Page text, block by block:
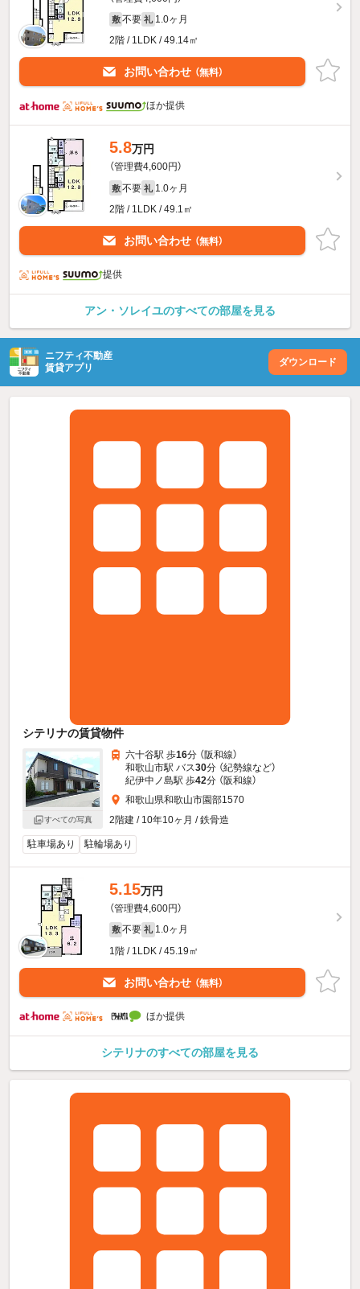
敷 不要 礼 1.0ヶ月
2階 / 1LDK / 49.14㎡
お問い合わせ （無料）
ほか提供
5.8万円
（管理費4,600円）
敷 不要 礼 1.0ヶ月
2階 / 1LDK / 49.1㎡
お問い合わせ （無料）
提供
アン・ソレイユのすべての部屋を見る
ニフティ不動産
賃貸アプリ
ダウンロード
シテリナの賃貸物件
すべての写真
六十谷駅 歩16分 （阪和線）
和歌山市駅 バス30分 （紀勢線など）
紀伊中ノ島駅 歩42分 （阪和線）
和歌山県和歌山市園部1570
2階建 / 10年10ヶ月 / 鉄骨造
駐車場あり 駐輪場あり
5.15万円
（管理費4,600円）
敷 不要 礼 1.0ヶ月
1階 / 1LDK / 45.19㎡
お問い合わせ （無料）
ほか提供
シテリナのすべての部屋を見る